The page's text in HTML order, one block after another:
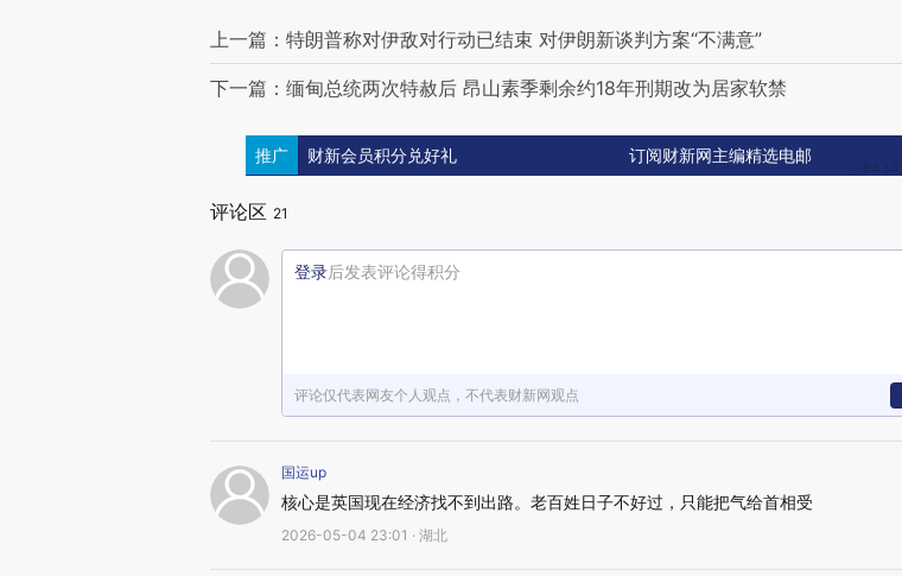
上一篇：特朗普称对伊敌对行动已结束 对伊朗新谈判方案“不满意”
下一篇：缅甸总统两次特赦后 昂山素季剩余约18年刑期改为居家软禁
推广 财新会员积分兑好礼 订阅财新网主编精选电邮
评论区 21
登录后发表评论得积分
评论仅代表网友个人观点，不代表财新网观点
国运up
核心是英国现在经济找不到出路。老百姓日子不好过，只能把气给首相受
2026-05-04 23:01 · 湖北